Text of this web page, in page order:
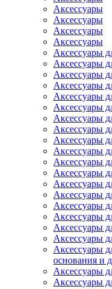
Аксессуары
Аксессуары
Аксессуары
Аксессуары
Аксессуары
Аксессуары
Аксессуары
Аксессуары
Аксессуары
Аксессуары
Аксессуары
Аксессуары
Аксессуары
Аксессуары
Аксессуары
Аксессуары
Аксессуары
Аксессуары
Аксессуары
Аксессуары
Аксессуары
Аксессуары
Аксессуары
основания и
Аксессуары
Аксессуары